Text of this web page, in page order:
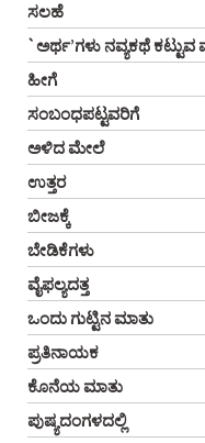
ಸಲಹೆ
`ಅರ್ಥ’ಗಳು ನವ್ಯಕಥೆ ಕಟ್ಟುವ
ಹೀಗೆ
ಸಂಬಂಧಪಟ್ಟವರಿಗೆ
ಅಳಿದ ಮೇಲೆ
ಉತ್ತರ
ಬೀಜಕ್ಕೆ
ಬೇಡಿಕೆಗಳು
ವೈಫಲ್ಯದತ್ತ
ಒಂದು ಗುಟ್ಟಿನ ಮಾತು
ಪ್ರತಿನಾಯಕ
ಕೊನೆಯ ಮಾತು
ಪುಷ್ಯದಂಗಳದಲ್ಲಿ